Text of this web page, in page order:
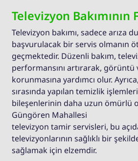
Televizyon Bakımının
Televizyon bakımı, sadece arıza
başvurulacak bir servis olmanın
geçmektedir. Düzenli bakım,
performansını artırarak, görüntü
korunmasına yardımcı olur.
sırasında yapılan temizlik
bileşenlerinin daha uzun ömürlü
Güngören Mahallesi
televizyon tamir servisleri, bu
televizyonlarının sağlıklı bir
sağlamak için elzemdir.